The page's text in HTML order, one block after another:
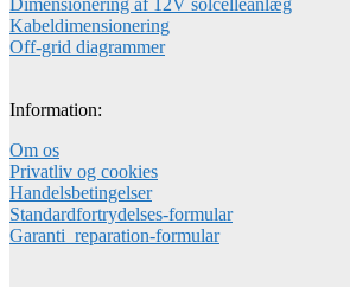
Dimensionering af 12V solcelleanlæg
Kabeldimensionering
Off-grid diagrammer
Information:
Om os
Privatliv og cookies
Handelsbetingelser
Standardfortrydelses-formular
Garanti_reparation-formular